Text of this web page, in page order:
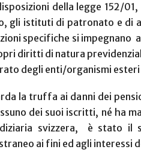
della legge 152/
gli istituti di patronato e di
specifiche si impegnano
diritti di natura
degli enti/organismi
la truffa ai danni dei
dei suoi iscritti, né ha
svizzera,
è stato il
ai fini ed agli interessi